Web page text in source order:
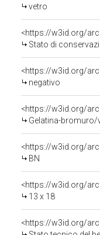
vetro
<https://w3id.org/
Stato di
<https://w3id.org/
negativo
<https://w3id.org/
Gelatina-bromuro/
<https://w3id.org/
BN
<https://w3id.org/
13 x 18
<https://w3id.org/